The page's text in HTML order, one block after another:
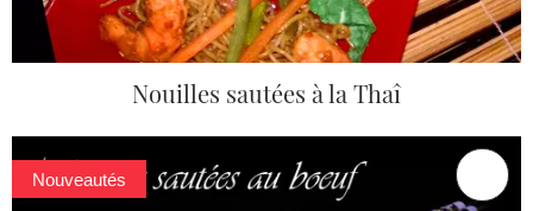
Nouilles sautées à la Thaî
Nouveautés